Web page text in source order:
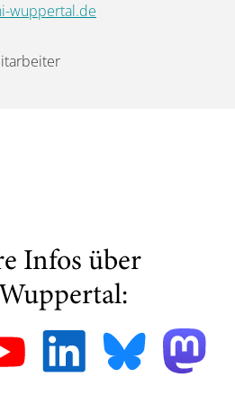
wuppertal.de
Infos über